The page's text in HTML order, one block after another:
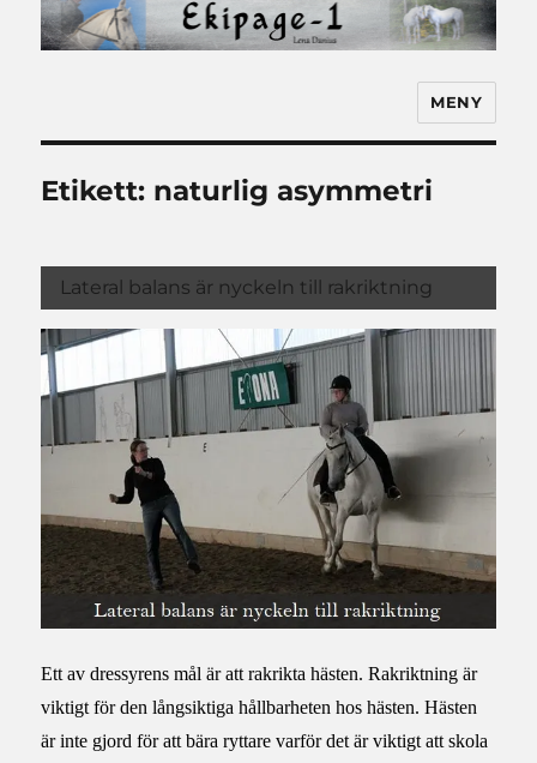
MENY
Etikett: naturlig asymmetri
Lateral balans är nyckeln till rakriktning
Ett av dressyrens mål är att rakrikta hästen. Rakriktning är
viktigt för den långsiktigahållbarheten hos hästen. Hästen
är inte gjord för att bära ryttare varför det är viktigt att skola